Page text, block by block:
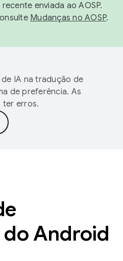
enviada ao AOSP.
Mudanças no AOSP.
IA na tradução de
de preferência. As
ter erros.
Android